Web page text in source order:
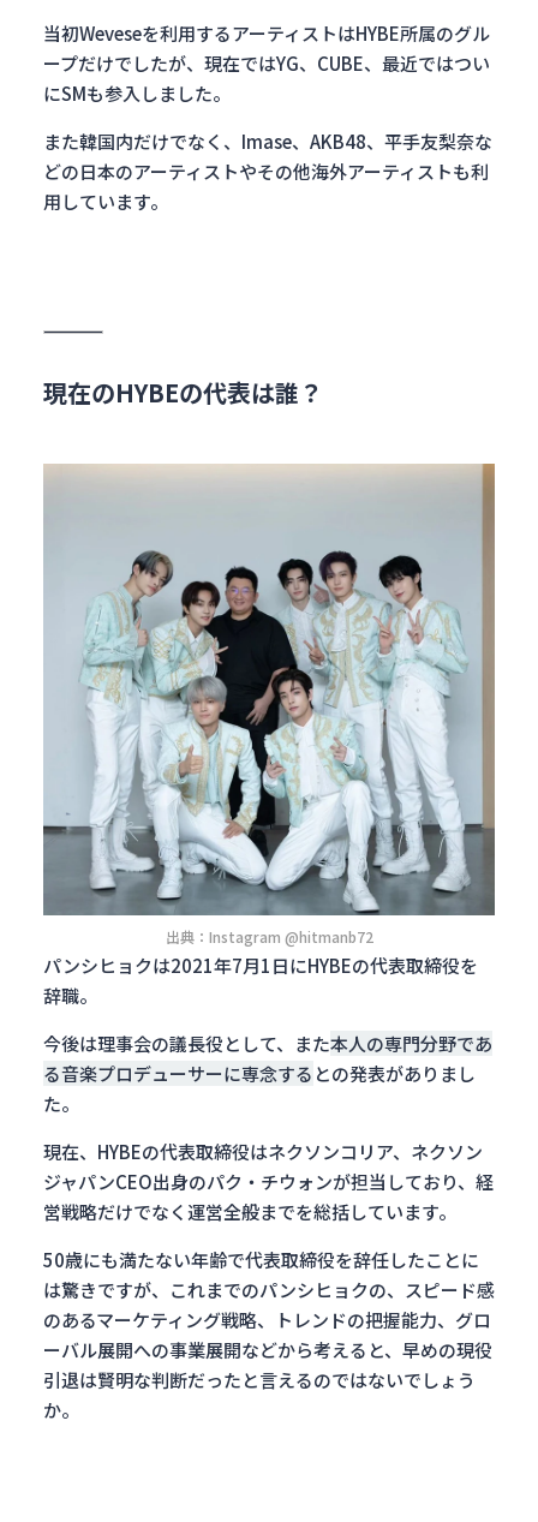
当初Weveseを利用するアーティストはHYBE所属のグル
ープだけでしたが、現在ではYG、CUBE、最近ではつい
にSMも参入しました。
また韓国内だけでなく、Imase、AKB48、平手友梨奈な
どの日本のアーティストやその他海外アーティストも利
用しています。
現在のHYBEの代表は誰？
出典：Instagram @hitmanb72
パンシヒョクは2021年7月1日にHYBEの代表取締役を
辞職。
今後は理事会の議長役として、また本人の専門分野であ
る音楽プロデューサーに専念する との発表がありまし
た。
現在、HYBEの代表取締役はネクソンコリア、ネクソン
ジャパンCEO出身のパク・チウォンが担当しており、経
営戦略だけでなく運営全般までを総括しています。
50歳にも満たない年齢で代表取締役を辞任したことに
は驚きですが、これまでのパンシヒョクの、スピード感
のあるマーケティング戦略、トレンドの把握能力、グロ
ーバル展開への事業展開などから考えると、早めの現役
引退は賢明な判断だったと言えるのではないでしょう
か。